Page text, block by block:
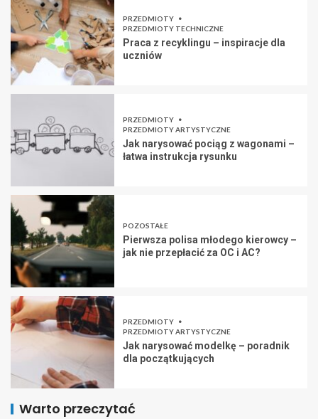
PRZEDMIOTY
PRZEDMIOTY TECHNICZNE
Praca z recyklingu – inspiracje dla
uczniów
PRZEDMIOTY
PRZEDMIOTY ARTYSTYCZNE
Jak narysować pociąg z wagonami –
łatwa instrukcja rysunku
POZOSTAŁE
Pierwsza polisa młodego kierowcy –
jak nie przepłacić za OC i AC?
PRZEDMIOTY
PRZEDMIOTY ARTYSTYCZNE
Jak narysować modelkę – poradnik
dla początkujących
Warto przeczytać